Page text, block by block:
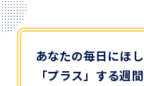
あなたの毎日にほ
「プラス」する週